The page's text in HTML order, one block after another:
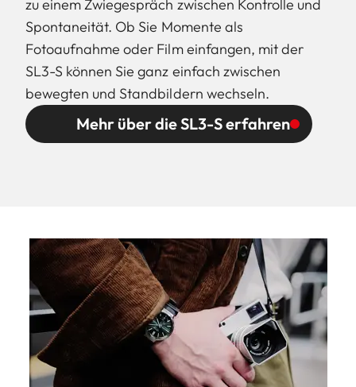
zu einem Zwiegespräch zwischen Kontrolle und
Spontaneität. Ob Sie Momente als
Fotoaufnahme oder Film einfangen, mit der
SL3-S können Sie ganz einfach zwischen
bewegten und Standbildern wechseln.
Mehr über die SL3-S erfahren